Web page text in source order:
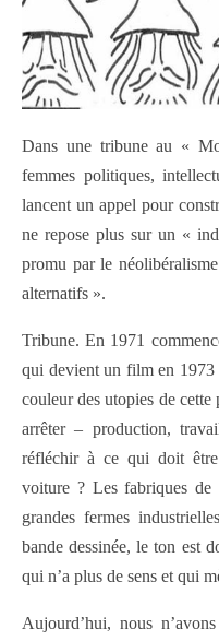
Dans une tribune au «
femmes politiques,
lancent un appel pour
ne repose plus sur un «
promu par le
alternatifs ».
Tribune. En 1971
qui devient un film en 1973
couleur des utopies de
arrêter – production,
réfléchir à ce qui doit
voiture ? Les fabriques de
grandes fermes
bande dessinée, le ton est
qui n’a plus de sens et qui
Aujourd’hui, nous